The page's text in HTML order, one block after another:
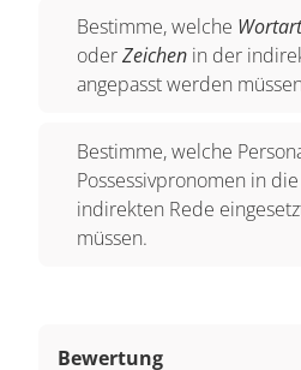
Bestimme, welche
oderZeichen in der
angepasst werden
Bestimme, welche
Possessivpronomen in
indirekten Rede
müssen.
Bewertung